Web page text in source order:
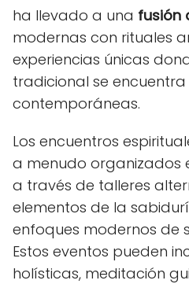
ha llevado a una fusión
modernas con rituales
experiencias únicas
tradicional se
contemporáneas.
Los encuentros
a menudo organizados
a través de talleres
elementos de la
enfoques modernos de
Estos eventos pueden
holísticas, meditación